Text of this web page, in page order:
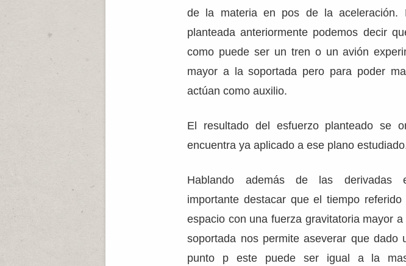
de la materia en pos de la
planteada anteriormente podemos decir
como puede ser un tren o un avión
mayor a la soportada pero para poder
actúan como auxilio.
El resultado del esfuerzo planteado se
encuentra ya aplicado a ese plano
Hablando además de las derivadas
importante destacar que el tiempo referido
espacio con una fuerza gravitatoria mayor a
soportada nos permite aseverar que dado
punto p este puede ser igual a la